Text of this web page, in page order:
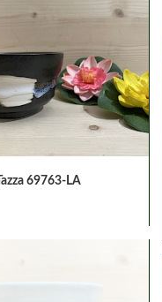
Tazza 69763-LA